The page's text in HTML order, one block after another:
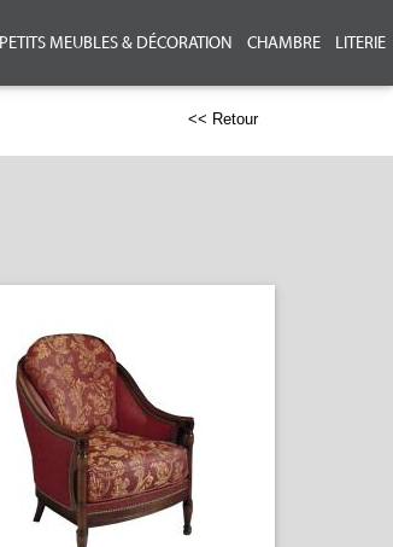
PETITS MEUBLES & DÉCORATION CHAMBRE LITERIE
<< Retour